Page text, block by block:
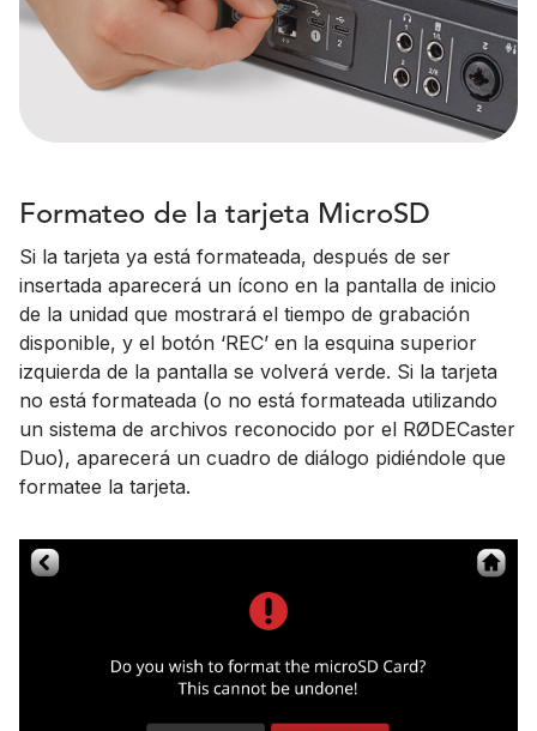
Formateo de la tarjeta MicroSD
Si la tarjeta ya está formateada, después de ser
insertada aparecerá un ícono en la pantalla de inicio
de la unidad que mostrará el tiempo de grabación
disponible, y el botón ‘REC’ en la esquina superior
izquierda de la pantalla se volverá verde. Si la tarjeta
no está formateada (o no está formateada utilizando
un sistema de archivos reconocido por el RØDECaster
Duo), aparecerá un cuadro de diálogo pidiéndole que
formatee la tarjeta.